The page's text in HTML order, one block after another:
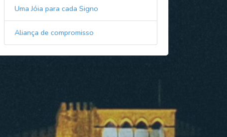
Uma Jóia para cada Signo
Aliança de compromisso